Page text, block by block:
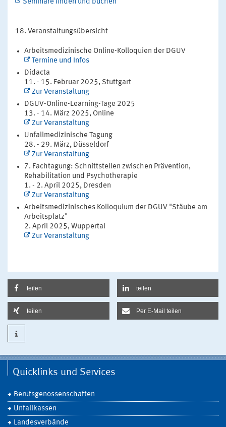
Seminare finden und buchen
Veranstaltungsübersicht
Arbeitsmedizinische Online-Kolloquien der DGUV
Termine und Infos
Didacta
11. - 15. Februar 2025, Stuttgart
Zur Veranstaltung
DGUV-Online-Learning-Tage 2025
13. - 14. März 2025, Online
Zur Veranstaltung
Unfallmedizinische Tagung
28. - 29. März, Düsseldorf
Zur Veranstaltung
7. Fachtagung: Schnittstellen zwischen Prävention,
Rehabilitation und Psychotherapie
1. - 2. April 2025, Dresden
Zur Veranstaltung
Arbeitsmedizinisches Kolloquium der DGUV "Stäube am
Arbeitsplatz"
2. April 2025, Wuppertal
Zur Veranstaltung
teilen teilen
teilen Per E-Mail teilen
Quicklinks und Services
Berufsgenossenschaften
Unfallkassen
Landesverbände